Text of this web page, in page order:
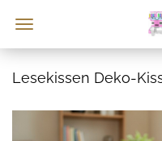
Lesekissen Deko-